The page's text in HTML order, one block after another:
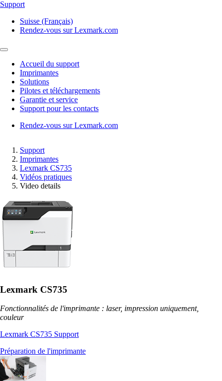
Support
Suisse (Français)
Rendez-vous sur Lexmark.com
Accueil du support
Imprimantes
Solutions
Pilotes et téléchargements
Garantie et service
Support pour les contacts
Rendez-vous sur Lexmark.com
Support
Imprimantes
Lexmark CS735
Vidéos pratiques
Video details
Lexmark CS735
Fonctionnalités de l'imprimante : laser, impression uniquement,
couleur
Lexmark CS735 Support
Préparation de l'imprimante